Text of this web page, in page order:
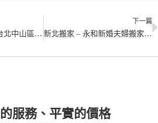
台北搬家 – 基隆搬台北中山區搬家紀錄
下一篇
新北搬家 – 永和新婚夫婦搬家紀錄
服務、平實的價格